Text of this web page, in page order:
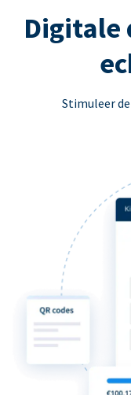
Digitale
Stimuleer